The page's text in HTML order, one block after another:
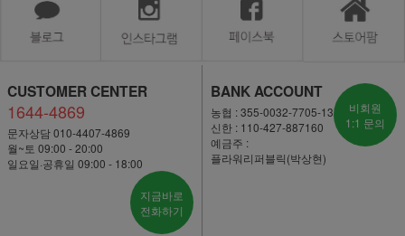
CUSTOMER CENTER
1644-4869
문자상담 010-4407-4869
월~토 09:00 - 20:00
일요일·공휴일 09:00 - 18:00
지금바로
전화하기
BANK ACCOUNT
농협 : 355-0032-7705-13
신한 : 110-427-887160
예금주 :
플라워리퍼블릭(박상현)
비회원
1:1 문의